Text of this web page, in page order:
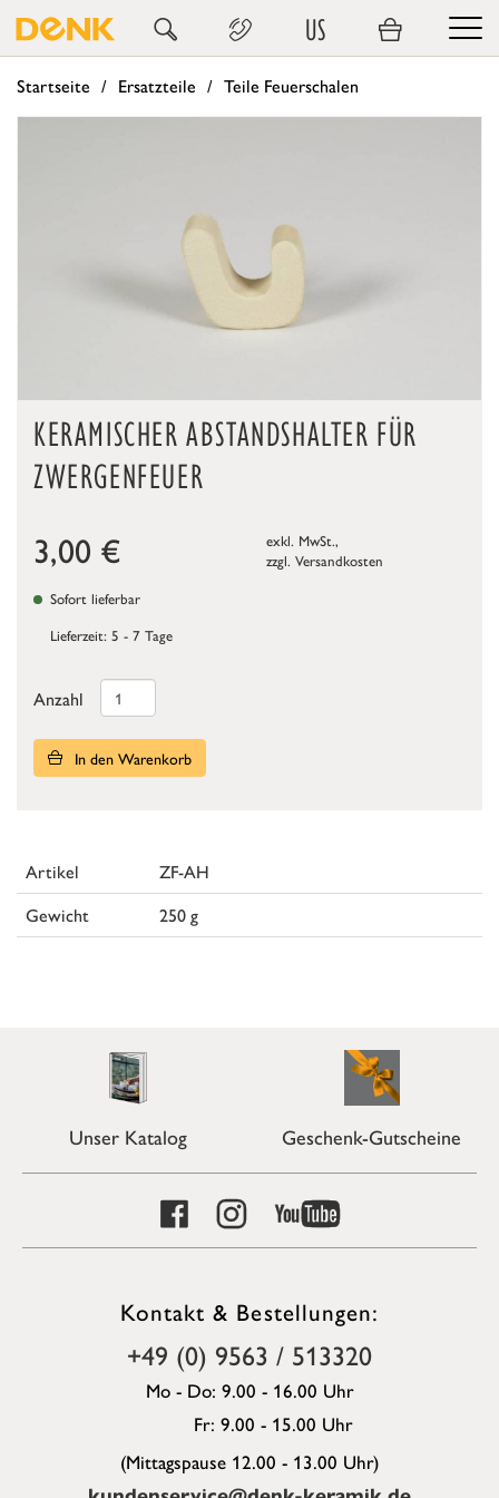
US
Startseite Ersatzteile Teile Feuerschalen
KERAMISCHER ABSTANDSHALTER FÜR
ZWERGENFEUER
3,00 €
exkl. MwSt.,
zzgl. Versandkosten
Sofort lieferbar
Lieferzeit: 5 - 7 Tage
Anzahl
In den Warenkorb
Artikel
ZF-AH
Gewicht
250 g
Unser Katalog Geschenk-Gutscheine
Kontakt & Bestellungen:
+49 (0) 9563 / 513320
Mo - Do: 9.00 - 16.00 Uhr
Fr: 9.00 - 15.00 Uhr
(Mittagspause 12.00 - 13.00 Uhr)